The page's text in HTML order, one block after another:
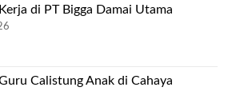
di PT Bigga Damai Utama
Calistung Anak di Cahaya